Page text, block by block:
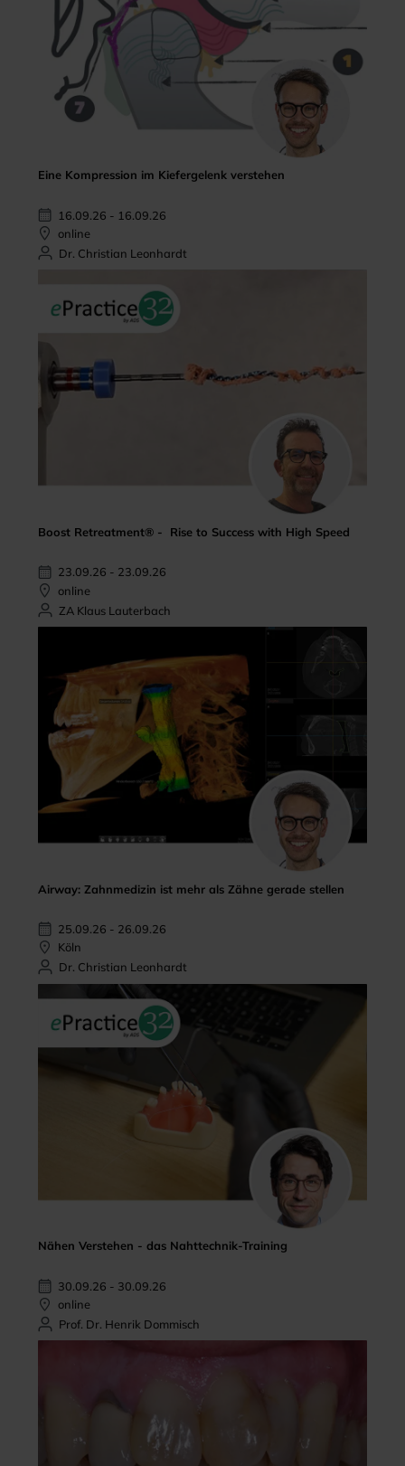
Eine Kompression im Kiefergelenk verstehen
16.09.26 - 16.09.26
online
Dr. Christian Leonhardt
Boost Retreatment® - Rise to Success with High Speed
23.09.26 - 23.09.26
online
ZA Klaus Lauterbach
Airway: Zahnmedizin ist mehr als Zähne gerade stellen
25.09.26 - 26.09.26
Köln
Dr. Christian Leonhardt
Nähen Verstehen - das Nahttechnik-Training
30.09.26 - 30.09.26
online
Prof. Dr. Henrik Dommisch